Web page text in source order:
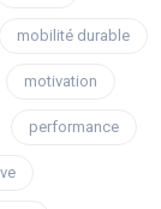
mobilité durable
motivation
performance